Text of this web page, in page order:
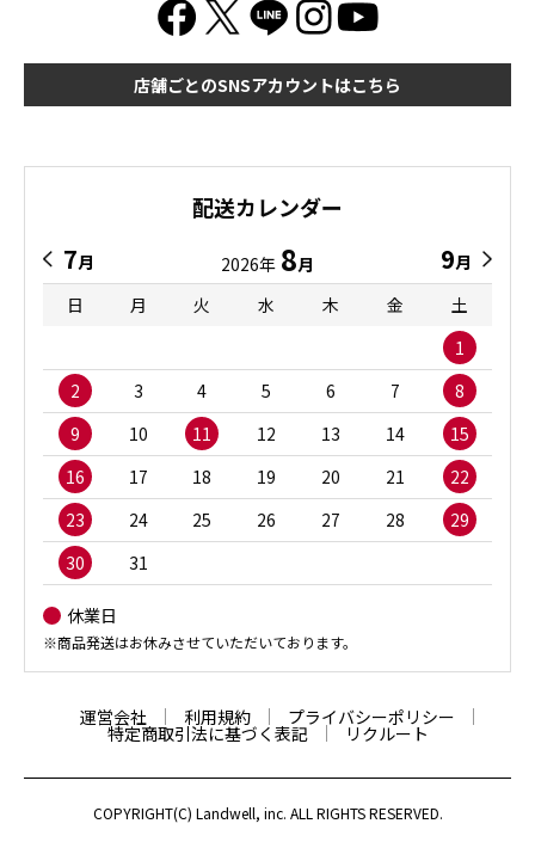
店舗ごとのSNSアカウントはこちら
配送カレンダー
7月 2026年 8月 9月
日
月 火 水 木 金
土
1
2
3 4 5 6 7
8
9
10 11 12 13 14
15
16
17 18 19 20 21
22
23
24 25 26 27 28
29
30
31
休業日
※商品発送はお休みさせていただいております。
運営会社 利用規約 プライバシーポリシー
特定商取引法に基づく表記 リクルート
COPYRIGHT(C) Landwell, inc. ALL RIGHTS RESERVED.